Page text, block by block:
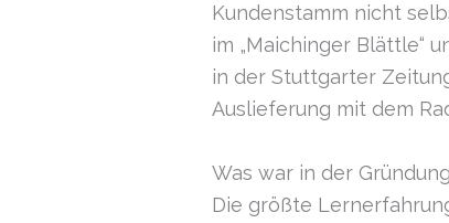
Kundenstamm nicht
im „Maichinger Blättle“
in der Stuttgarter
Auslieferung mit dem
Was war in der
Die größte